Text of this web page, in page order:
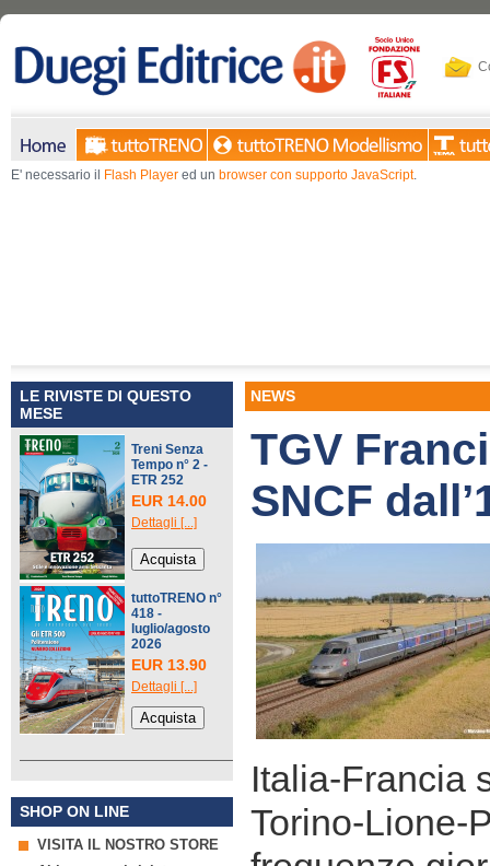
E' necessario il Flash Player ed un browser con supporto JavaScript.
LE RIVISTE DI QUESTO
MESE
Treni Senza
Tempo n° 2 -
ETR 252
EUR 14.00
Dettagli [...]
tuttoTRENO n°
418 -
luglio/agosto
2026
EUR 13.90
Dettagli [...]
SHOP ON LINE
VISITA IL NOSTRO STORE
NEWS
TGV
SNCF
Italia-Francia
Torino-Lione-